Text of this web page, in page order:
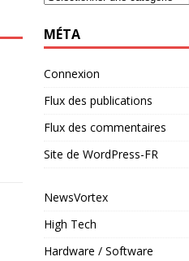
MÉTA
Connexion
Flux des publications
Flux des commentaires
Site de WordPress-FR
NewsVortex
High Tech
Hardware / Software